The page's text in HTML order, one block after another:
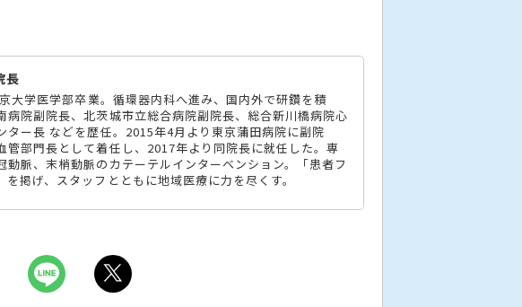
長
大学医学部卒業。循環器内科へ進み、国内外で研鑽を積
病院副院長、北茨城市立総合病院副院長、総合新川橋病院心
ター長 などを歴任。2015年4月より東京蒲田病院に副院
管部門長として着任し、2017年より同院長に就任した。専
動脈、末梢動脈のカテーテルインターベンション。「患者フ
を掲げ、スタッフとともに地域医療に力を尽くす。